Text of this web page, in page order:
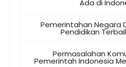
Ada di
Pemerintahan Negara
Pendidikan
Permasalahan
Pemerintah Indonesia